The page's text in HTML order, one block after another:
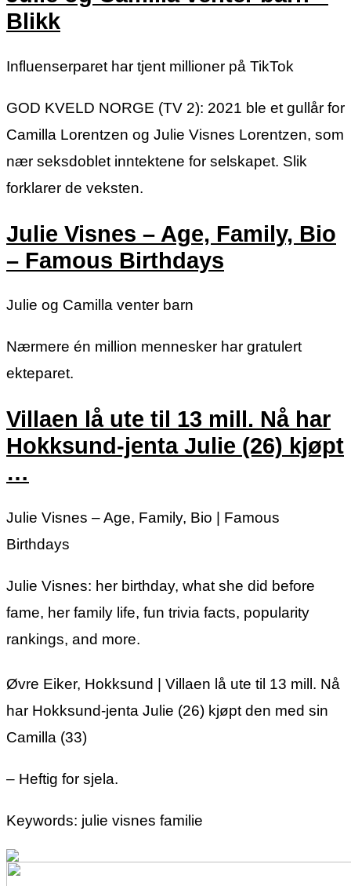
Blikk
Influenserparet har tjent millioner på TikTok
GOD KVELD NORGE (TV 2): 2021 ble et gullår for
Camilla Lorentzen og Julie Visnes Lorentzen, som
nær seksdoblet inntektene for selskapet. Slik
forklarer de veksten.
Julie Visnes – Age, Family, Bio
– Famous Birthdays
Julie og Camilla venter barn
Nærmere én million mennesker har gratulert
ekteparet.
Villaen lå ute til 13 mill. Nå har
Hokksund-jenta Julie (26) kjøpt
…
Julie Visnes – Age, Family, Bio | Famous
Birthdays
Julie Visnes: her birthday, what she did before
fame, her family life, fun trivia facts, popularity
rankings, and more.
Øvre Eiker, Hokksund | Villaen lå ute til 13 mill. Nå
har Hokksund-jenta Julie (26) kjøpt den med sin
Camilla (33)
– Heftig for sjela.
Keywords: julie visnes familie